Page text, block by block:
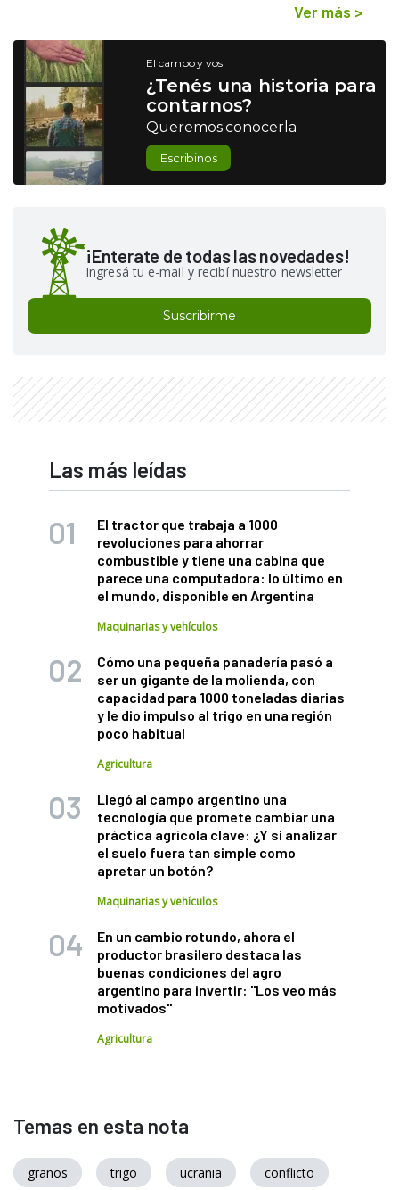
Ver más >
El campo y vos
¿Tenés una historia para
contarnos?
Queremos conocerla
Escribinos
¡Enterate de todas las novedades!
Ingresá tu e-mail y recibí nuestro newsletter
Suscribirme
Las más leídas
El tractor que trabaja a 1000
revoluciones para ahorrar
combustible y tiene una cabina que
parece una computadora: lo último en
el mundo, disponible en Argentina
Maquinarias y vehículos
Cómo una pequeña panadería pasó a
ser un gigante de la molienda, con
capacidad para 1000 toneladas diarias
y le dio impulso al trigo en una región
poco habitual
Agricultura
Llegó al campo argentino una
tecnología que promete cambiar una
práctica agrícola clave: ¿Y si analizar
el suelo fuera tan simple como
apretar un botón?
Maquinarias y vehículos
En un cambio rotundo, ahora el
productor brasilero destaca las
buenas condiciones del agro
argentino para invertir: "Los veo más
motivados"
Agricultura
Temas en esta nota
granos trigo ucrania conflicto